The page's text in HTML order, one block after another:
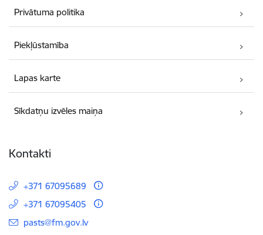
Privātuma politika
Piekļūstamība
Lapas karte
Sīkdatņu izvēles maiņa
Kontakti
+371 67095689
+371 67095405
E-pasts:
pasts@fm.gov.lv